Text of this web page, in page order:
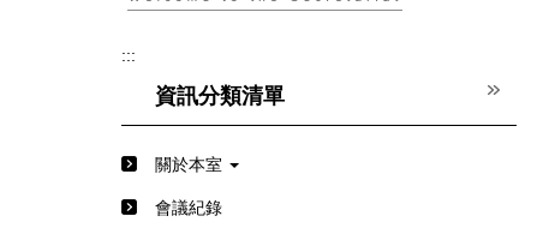
:::
資訊分類清單
關於本室
會議紀錄